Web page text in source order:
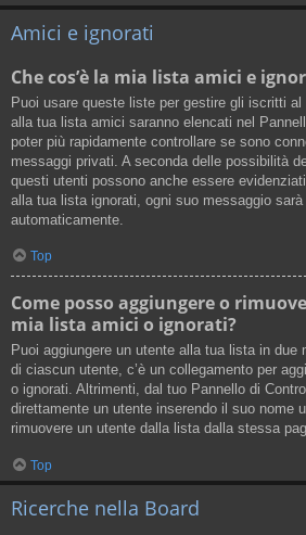
Amici e ignorati
Che cos’è la mia lista amici e
Puoi usare queste liste per gestire gli iscritti
alla tua lista amici saranno elencati nel
poter più rapidamente controllare se sono
messaggi privati. A seconda delle possibilità
questi utenti possono anche essere
alla tua lista ignorati, ogni suo messaggio
automaticamente.
Top
Come posso aggiungere o
mia lista amici o ignorati?
Puoi aggiungere un utente alla tua lista in due
di ciascun utente, c’è un collegamento per
o ignorati. Altrimenti, dal tuo Pannello di
direttamente un utente inserendo il suo nome
rimuovere un utente dalla lista dalla stessa
Top
Ricerche nella Board